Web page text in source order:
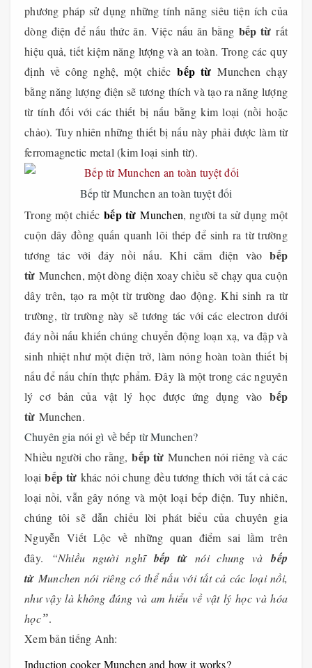
phương pháp sử dụng những tính năng siêu tiện ích của
dòng điện để nấu thức ăn. Việc nấu ăn bằng bếp từ rất
hiệu quả, tiết kiệm năng lượng và an toàn. Trong các quy
định về công nghệ, một chiếcbếp từ Munchen chạy
bằng năng lượng điện sẽ tương thích và tạo ra năng lượng
từ tính đối với các thiết bị nấu bằng kim loại (nồi hoặc
chảo). Tuy nhiên những thiết bị nấu này phải được làm từ
ferromagnetic metal (kim loại sinh từ).
Bếp từ Munchen an toàn tuyệt đối
Trong một chiếcbếp từ Munchen, người ta sử dụng một
cuộn dây đồng quấn quanh lõi thép để sinh ra từ trường
tương tác với đáy nồi nấu. Khi cắm điện vàobếp
từ Munchen, một dòng điện xoay chiều sẽ chạy qua cuộn
dây trên, tạo ra một từ trường dao động. Khi sinh ra từ
trường, từ trường này sẽ tương tác với các electron dưới
đáy nồi nấu khiến chúng chuyển động loạn xạ, va đập và
sinh nhiệt như một điện trở, làm nóng hoàn toàn thiết bị
nấu để nấu chín thực phẩm. Đây là một trong các nguyên
lý cơ bản của vật lý học được ứng dụng vào bếp
từ Munchen.
Chuyên gia nói gì về bếp từ Munchen?
Nhiều người cho rằng,bếp từ Munchen nói riêng và các
loạibếp từ khác nói chung đều tương thích với tất cả các
loại nồi, vẫn gây nóng và một loại bếp điện. Tuy nhiên,
chúng tôi sẽ dẫn chiếu lời phát biểu của chuyên gia
Nguyễn Viết Lộc về những quan điểm sai lầm trên
đây.
“Nhiều người nghĩbếp từnói chung vàbếp
từMunchen nói riêng có thể nấu với tất cả các loại nồi,
như vậy là không đúng và am hiểu về vật lý học và hóa
học”.
Xem bản tiếng Anh:
Induction cooker Munchen and how it works?